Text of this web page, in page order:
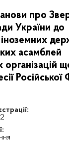
про
України до
асамблей
Російської